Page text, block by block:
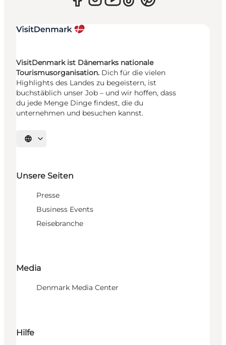
VisitDenmark ist Dänemarks nationale
Tourismusorganisation. Dich für die vielen
Highlights des Landes zu begeistern, ist
buchstäblich unser Job – und wir hoffen, dass
du jede Menge Dinge findest, die du
unternehmen und besuchen kannst.
Sprache auswählen
Unsere Seiten
Presse
Business Events
Reisebranche
Media
Denmark Media Center
Hilfe